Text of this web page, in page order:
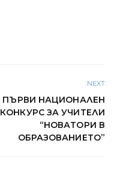
NEXT
ПЪРВИ НАЦИОНАЛЕН
КОНКУРС ЗА УЧИТЕЛИ
“НОВАТОРИ В
ОБРАЗОВАНИЕТО”